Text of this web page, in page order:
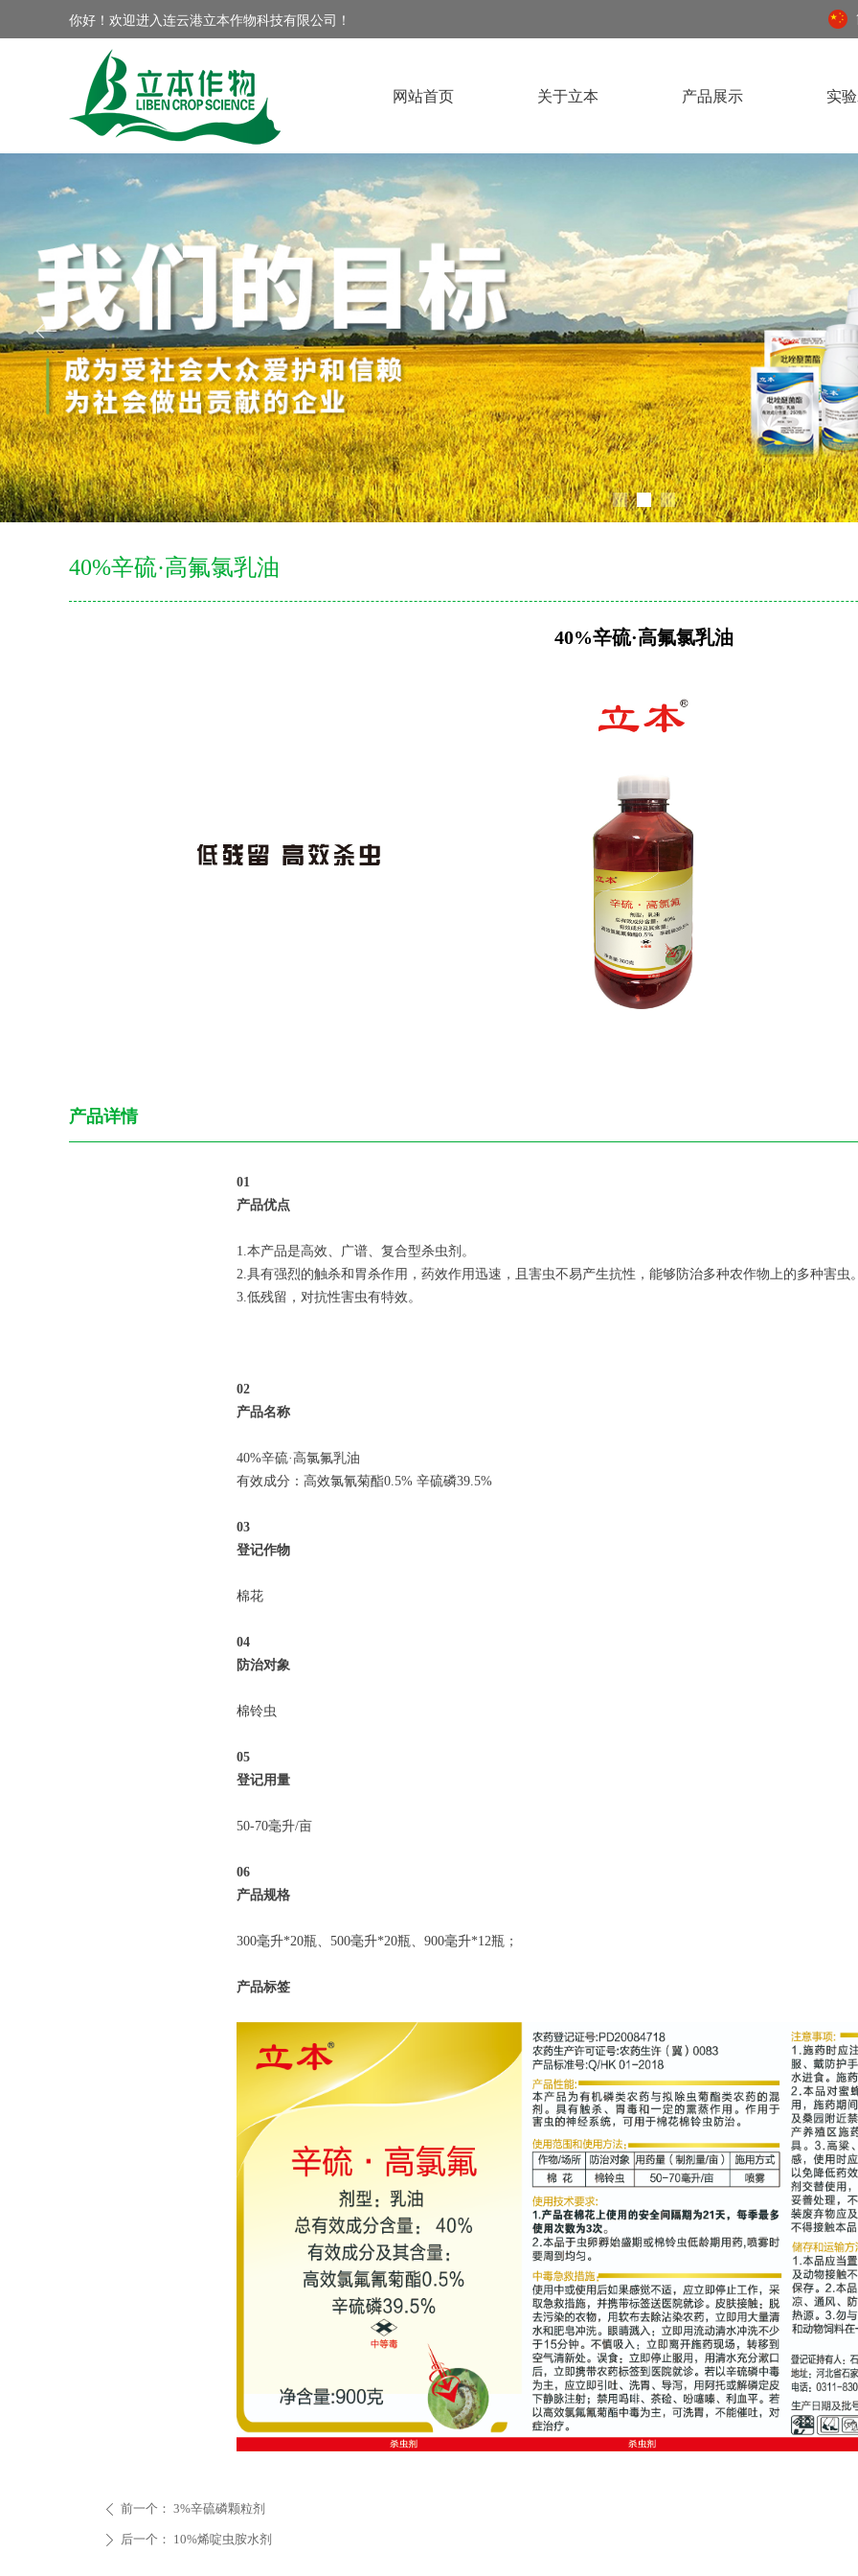
你好！欢迎进入连云港立本作物科技有限公司！
网站首页 关于立本 产品展示 实
ꂃ
40%辛硫·高氟氯乳油
01
产品优点
1.本产品是高效、广谱、复合型杀虫剂。
2.具有强烈的触杀和胃杀作用，药效作用迅速，且害虫不易产生抗性，能够防治多种农作物上的多种害虫
3.低残留，对抗性害虫有特效。
02
产品名称
40%辛硫·高氯氟乳油
有效成分：高效氯氰菊酯0.5% 辛硫磷39.5%
03
登记作物
棉花
04
防治对象
棉铃虫
05
登记用量
50-70毫升/亩
06
产品规格
300毫升*20瓶、500毫升*20瓶、900毫升*12瓶；
产品标签
ꄴ 前一个： 3%辛硫磷颗粒剂
ꄲ 后一个： 10%烯啶虫胺水剂
40%辛硫·高氟氯乳油
产品详情